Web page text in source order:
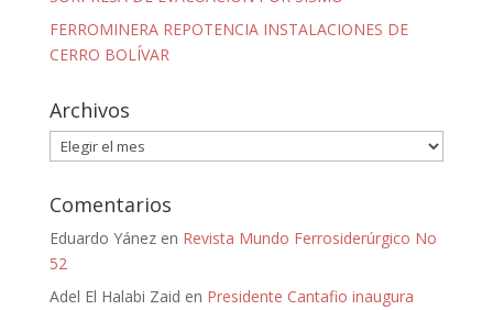
FERROMINERA REPOTENCIA INSTALACIONES DE
CERRO BOLÍVAR
Archivos
Archivos
Comentarios
Eduardo Yánezen Revista Mundo Ferrosiderúrgico No
52
Adel El Halabi Zaid en Presidente Cantafio inaugura